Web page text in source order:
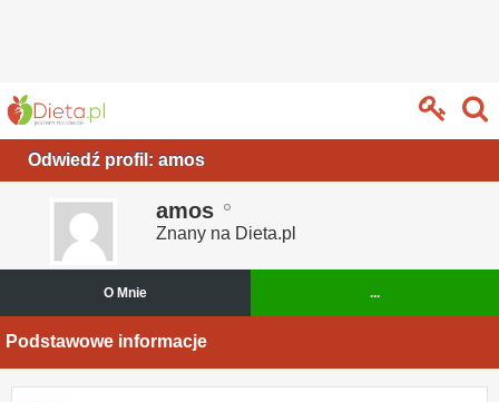
Odwiedź profil: amos
amos
Znany na Dieta.pl
O Mnie ...
Podstawowe informacje